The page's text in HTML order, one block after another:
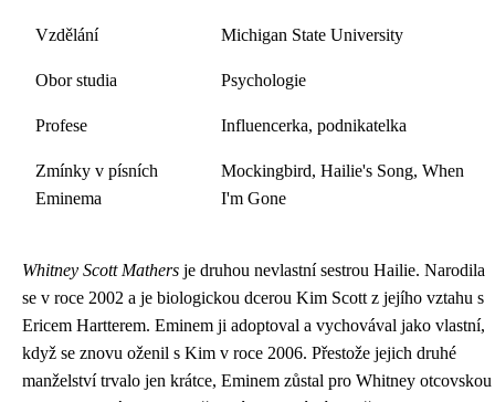
Vzdělání Michigan State University
Obor studia Psychologie
Profese Influencerka, podnikatelka
Zmínky v písních
Eminema
Mockingbird, Hailie's Song, When
I'm Gone
Whitney Scott Mathers je druhou nevlastní sestrou Hailie. Narodila
se v roce 2002 a je biologickou dcerou Kim Scott z jejího vztahu s
Ericem Hartterem. Eminem ji adoptoval a vychovával jako vlastní,
když se znovu oženil s Kim v roce 2006. Přestože jejich druhé
manželství trvalo jen krátce, Eminem zůstal pro Whitney otcovskou